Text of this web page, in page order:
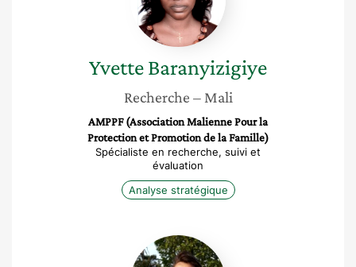
YvetteBaranyizigiye
Recherche – Mali
AMPPF (Association Malienne Pour la
Protection et Promotion de la Famille)
Spécialiste en recherche, suivi et
évaluation
Analyse stratégique
Irène
Sesmaisons